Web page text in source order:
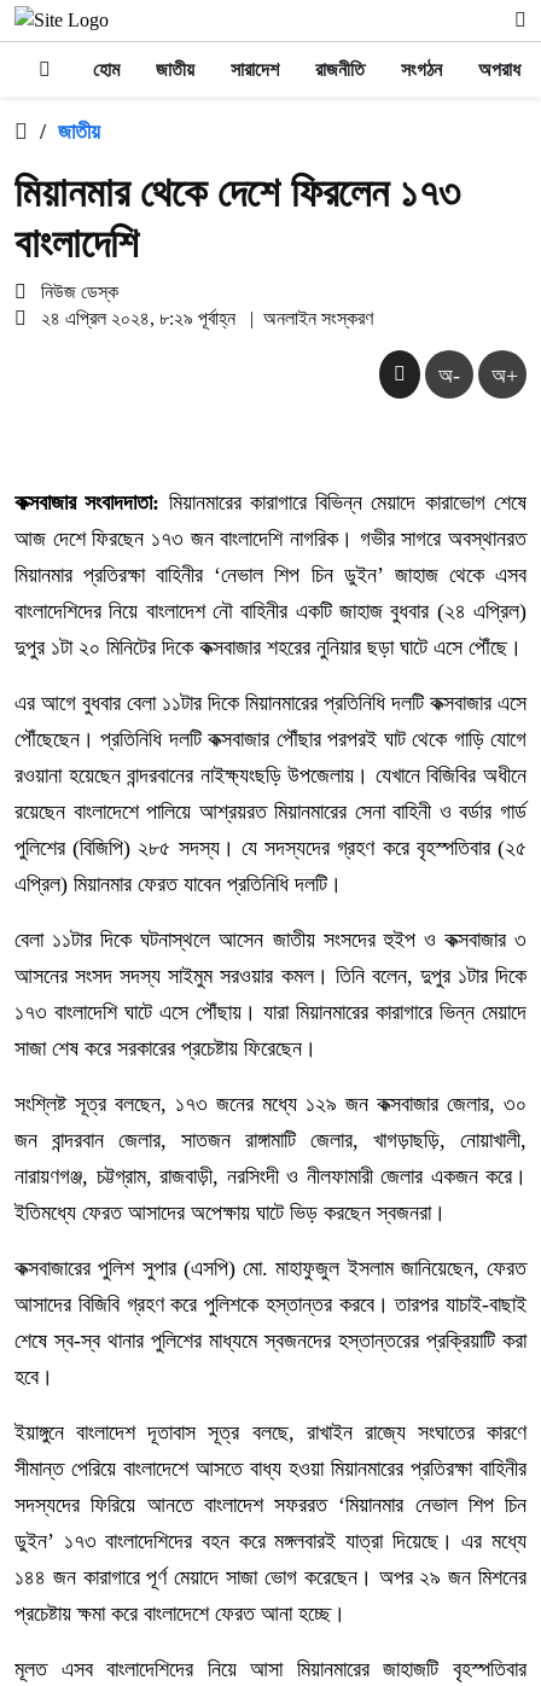
হোম জাতীয় সারাদেশ রাজনীতি সংগঠন অপরাধ
/ জাতীয়
মিয়ানমার থেকে দেশে ফিরলেন ১৭৩
বাংলাদেশি
নিউজ ডেস্ক
২৪ এপ্রিল ২০২৪, ৮:২৯ পূর্বাহ্ন
| অনলাইন সংস্করণ
অ- অ+
কক্সবাজার সংবাদদাতা: মিয়ানমারের কারাগারে বিভিন্ন মেয়াদে কারাভোগ শেষে
আজ দেশে ফিরছেন ১৭৩ জন বাংলাদেশি নাগরিক। গভীর সাগরে অবস্থানরত
মিয়ানমার প্রতিরক্ষা বাহিনীর ‘নেভাল শিপ চিন ডুইন’ জাহাজ থেকে এসব
বাংলাদেশিদের নিয়ে বাংলাদেশ নৌ বাহিনীর একটি জাহাজ বুধবার (২৪ এপ্রিল)
দুপুর ১টা ২০ মিনিটের দিকে কক্সবাজার শহরের নুনিয়ার ছড়া ঘাটে এসে পৌঁছে।
এর আগে বুধবার বেলা ১১টার দিকে মিয়ানমারের প্রতিনিধি দলটি কক্সবাজার এসে
পৌঁছেছেন। প্রতিনিধি দলটি কক্সবাজার পৌঁছার পরপরই ঘাট থেকে গাড়ি যোগে
রওয়ানা হয়েছেন বান্দরবানের নাইক্ষ্যংছড়ি উপজেলায়। যেখানে বিজিবির অধীনে
রয়েছেন বাংলাদেশে পালিয়ে আশ্রয়রত মিয়ানমারের সেনা বাহিনী ও বর্ডার গার্ড
পুলিশের (বিজিপি) ২৮৫ সদস্য। যে সদস্যদের গ্রহণ করে বৃহস্পতিবার (২৫
এপ্রিল) মিয়ানমার ফেরত যাবেন প্রতিনিধি দলটি।
বেলা ১১টার দিকে ঘটনাস্থলে আসেন জাতীয় সংসদের হুইপ ও কক্সবাজার ৩
আসনের সংসদ সদস্য সাইমুম সরওয়ার কমল। তিনি বলেন, দুপুর ১টার দিকে
১৭৩ বাংলাদেশি ঘাটে এসে পৌঁছায়। যারা মিয়ানমারের কারাগারে ভিন্ন মেয়াদে
সাজা শেষ করে সরকারের প্রচেষ্টায় ফিরেছেন।
সংশ্লিষ্ট সূত্র বলছেন, ১৭৩ জনের মধ্যে ১২৯ জন কক্সবাজার জেলার, ৩০
জন বান্দরবান জেলার, সাতজন রাঙ্গামাটি জেলার, খাগড়াছড়ি, নোয়াখালী,
নারায়ণগঞ্জ, চট্টগ্রাম, রাজবাড়ী, নরসিংদী ও নীলফামারী জেলার একজন করে।
ইতিমধ্যে ফেরত আসাদের অপেক্ষায় ঘাটে ভিড় করছেন স্বজনরা।
কক্সবাজারের পুলিশ সুপার (এসপি) মো. মাহাফুজুল ইসলাম জানিয়েছেন, ফেরত
আসাদের বিজিবি গ্রহণ করে পুলিশকে হস্তান্তর করবে। তারপর যাচাই-বাছাই
শেষে স্ব-স্ব থানার পুলিশের মাধ্যমে স্বজনদের হস্তান্তরের প্রক্রিয়াটি করা
হবে।
ইয়াঙ্গুনে বাংলাদেশ দূতাবাস সূত্র বলছে, রাখাইন রাজ্যে সংঘাতের কারণে
সীমান্ত পেরিয়ে বাংলাদেশে আসতে বাধ্য হওয়া মিয়ানমারের প্রতিরক্ষা বাহিনীর
সদস্যদের ফিরিয়ে আনতে বাংলাদেশ সফররত ‘মিয়ানমার নেভাল শিপ চিন
ডুইন’ ১৭৩ বাংলাদেশিদের বহন করে মঙ্গলবারই যাত্রা দিয়েছে। এর মধ্যে
১৪৪ জন কারাগারে পূর্ণ মেয়াদে সাজা ভোগ করেছেন। অপর ২৯ জন মিশনের
প্রচেষ্টায় ক্ষমা করে বাংলাদেশে ফেরত আনা হচ্ছে।
মূলত এসব বাংলাদেশিদের নিয়ে আসা মিয়ানমারের জাহাজটি বৃহস্পতিবার